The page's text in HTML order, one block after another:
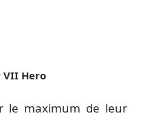
VII Hero
le maximum de leur